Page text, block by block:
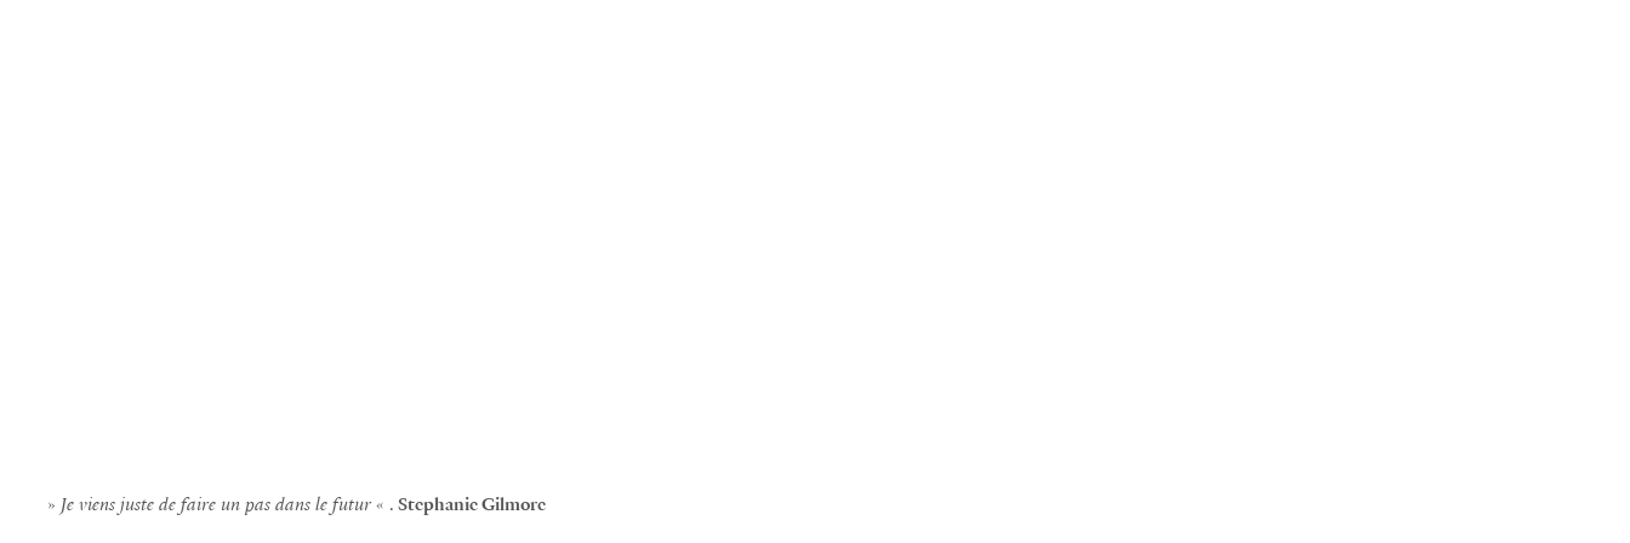
» Je viens juste de faire un pas dans le futur« . Stephanie Gilmore